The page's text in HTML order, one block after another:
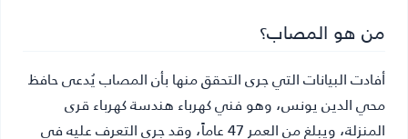
من هو المصاب؟
أفادت البيانات التي جرى التحقق منها بأن المصاب يُدعى حافظ
محي الدين يونس، وهو فني كهرباء هندسة كهرباء قرى
المنزلة، ويبلغ من العمر 47 عاماً، وقد جرى التعرف عليه في